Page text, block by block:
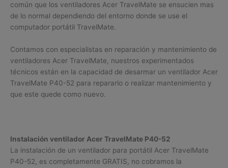
común que los ventiladores Acer TravelMate se ensucien mas
de lo normal dependiendo del entorno donde se use el
computador portátil TravelMate.
Contamos con especialistas en reparación y mantenimiento de
ventiladores Acer TravelMate, nuestros experimentados
técnicos están en la capacidad de desarmar un ventilador Acer
TravelMate P40-52 para repararlo o realizar mantenimiento y
que este quede como nuevo.
Instalación ventilador Acer TravelMate P40-52
La instalación de un ventilador para portátil Acer TravelMate
P40-52, es completamente GRATIS, no cobramos la